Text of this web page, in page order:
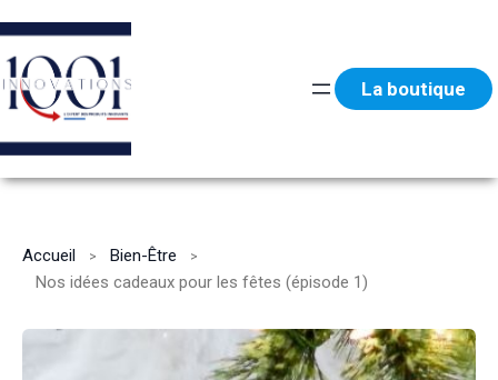
au
contenu
La boutique
Accueil
Bien-Être
Nos idées cadeaux pour les fêtes (épisode 1)